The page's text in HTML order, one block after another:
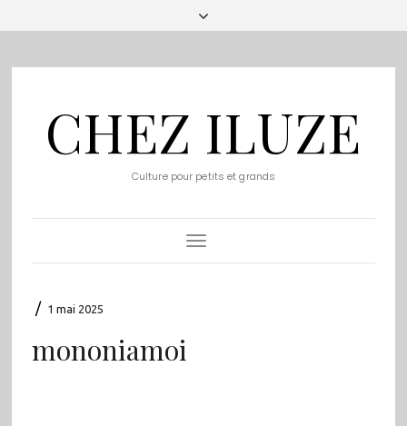
CHEZ ILUZE
Culture pour petits et grands
Toggle
Navigation
/ 1 mai 2025
mononiamoi